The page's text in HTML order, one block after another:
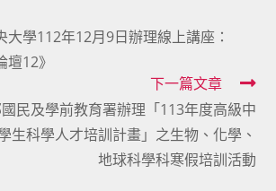
大學112年12月9日辦理線上講座：
壇12》
下一篇文章
國民及學前教育署辦理「113年度高級中
生科學人才培訓計畫」之生物、化學、
地球科學科寒假培訓活動